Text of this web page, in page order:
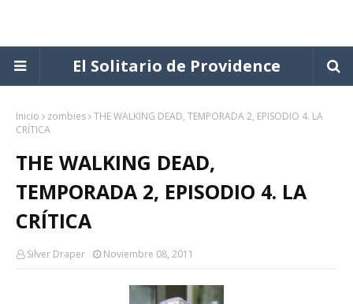
El Solitario de Providence
Inicio zombies THE WALKING DEAD, TEMPORADA 2, EPISODIO 4. LA
CRÍTICA
THE WALKING DEAD,
TEMPORADA 2, EPISODIO 4. LA
CRÍTICA
Silver Draper Noviembre 08, 2011